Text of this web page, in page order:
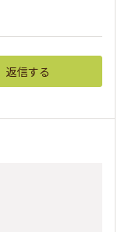
返信する